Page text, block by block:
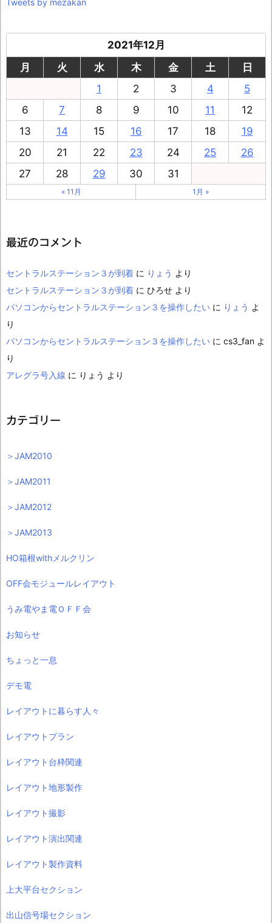
2021年12月
月
火 水 木 金 土
日
1
2 3 4
5
6
7 8 9 10 11
12
13
14 15 16 17 18
19
20
21 22 23 24 25
26
27
28 29 30 31
« 11月 1月 »
最近のコメント
セントラルステーション３が到着 に りょう より
セントラルステーション３が到着 に ひろせ より
パソコンからセントラルステーション３を操作したい に りょう よ
り
パソコンからセントラルステーション３を操作したい に cs3_fan よ
り
アレグラ号入線 に りょう より
カテゴリー
＞JAM2010
＞JAM2011
＞JAM2012
＞JAM2013
HO箱根withメルクリン
OFF会モジュールレイアウト
うみ電やま電ＯＦＦ会
お知らせ
ちょっと一息
デモ電
レイアウトに暮らす人々
レイアウトプラン
レイアウト台枠関連
レイアウト地形製作
レイアウト撮影
レイアウト演出関連
レイアウト製作資料
上大平台セクション
出山信号場セクション